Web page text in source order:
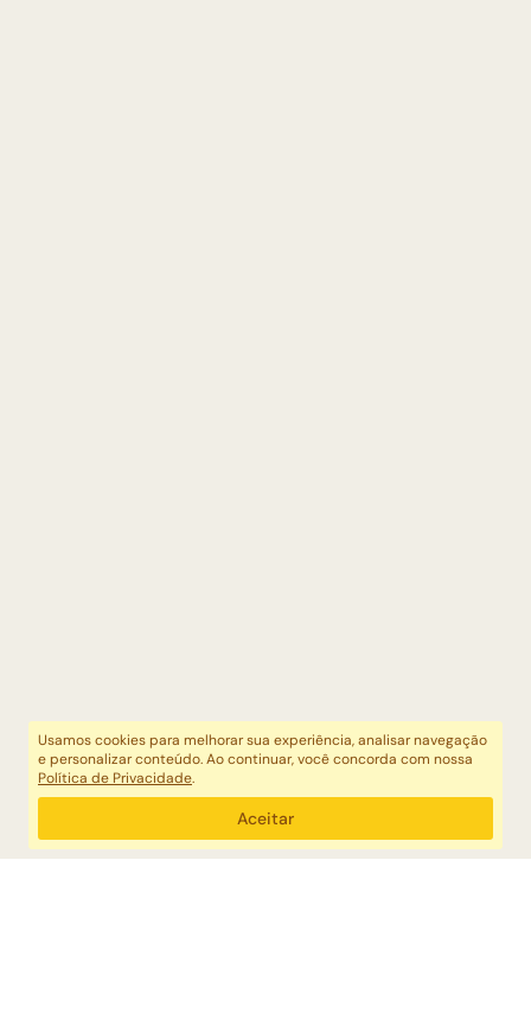
Usamos cookies para melhorar sua experiência, analisar navegação
e personalizar conteúdo. Ao continuar, você concorda com nossa
Política de Privacidade.
Aceitar